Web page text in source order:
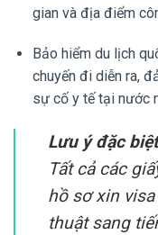
gian và địa điểm
Bảo hiểm du lịch
chuyến đi diễn ra,
sự cố y tế tại nước
Lưu ý đặc
Tất cả các
hồ sơ xin
thuật sang